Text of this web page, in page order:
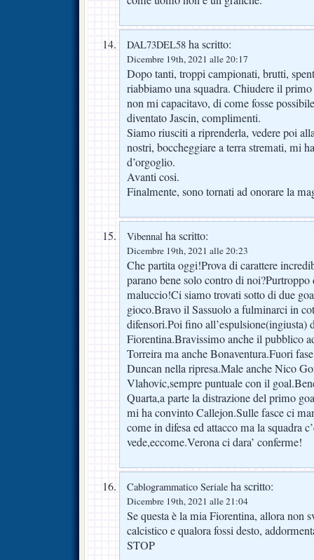
DAL73DEL58 ha scritto:
Dicembre 19th, 2021 alle 20:17
Dopo tanti, troppi campionati, brutti,
riabbiamo una squadra. Chiudere il
non mi capacitavo, di come fosse
diventato Jascin, complimenti.
Siamo riusciti a riprenderla, vedere poi
nostri, boccheggiare a terra stremati, mi
d’orgoglio.
Avanti cosi.
Finalmente, sono tornati ad onorare la
Vibennal ha scritto:
Dicembre 19th, 2021 alle 20:23
Che partita oggi!Prova di carattere
parano bene solo contro di
maluccio!Ci siamo trovati sotto di due
gioco.Bravo il Sassuolo a fulminarci in
difensori.Poi fino all’espulsione(ingiusta)
Fiorentina.Bravissimo anche il pubblico
Torreira ma anche Bonaventura.Fuori
Duncan nella ripresa.Male anche Nico
Vlahovic,sempre puntuale con il
Quarta,a parte la distrazione del primo
mi ha convinto Callejon.Sulle fasce ci
come in difesa ed attacco ma la squadra
vede,eccome.Verona ci dara’ conferme!
Cablogrammatico Seriale ha scritto:
Dicembre 19th, 2021 alle 21:04
Se questa è la mia Fiorentina, allora non
calcistico e qualora fossi desto,
STOP